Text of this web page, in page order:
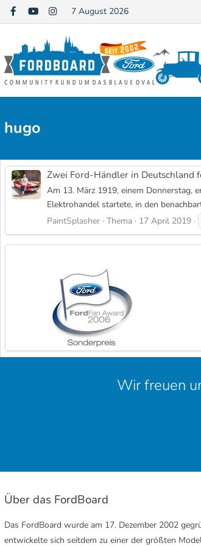
7 August 2026
hugo
Zwei Ford-Händler in Deutschland
Am 13. März 1919, einem Donnerstag,
Elektrohandel startete, in den
PaintSplasher Thema 17 April 2019
Wir freuen
Über das FordBoard
Das FordBoard wurde am 17. Dezember 2002
entwickelte sich seitdem zu einer der größten